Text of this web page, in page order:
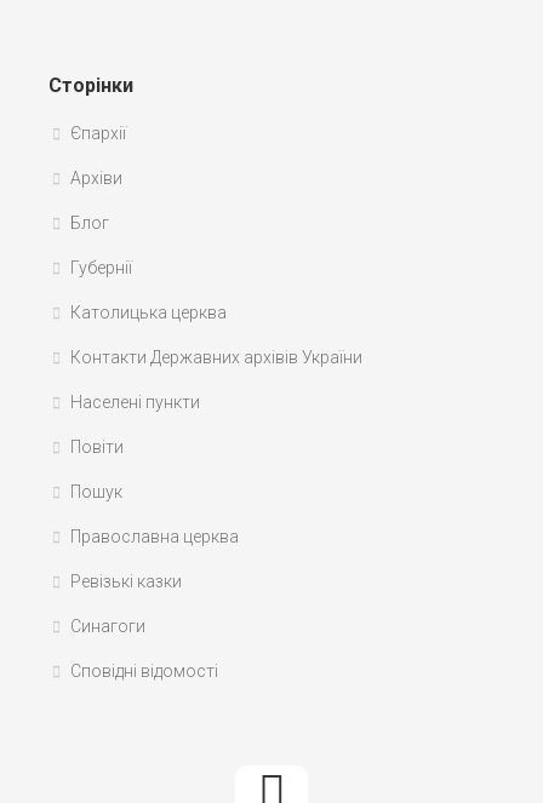
Сторінки
Єпархії
Архіви
Блог
Губернії
Католицька церква
Контакти Державних архівів України
Населені пункти
Повіти
Пошук
Православна церква
Ревізькі казки
Синагоги
Сповідні відомості